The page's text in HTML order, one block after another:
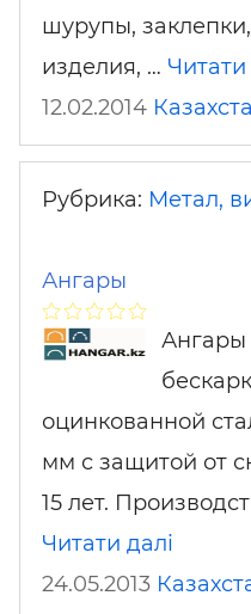
шурупы,
изделия, … Читати
12.02.2014
Рубрика: Метал,
Ангары
Ангары
оцинкованной
мм с защитой от
15 лет.
Читати далі
24.05.2013